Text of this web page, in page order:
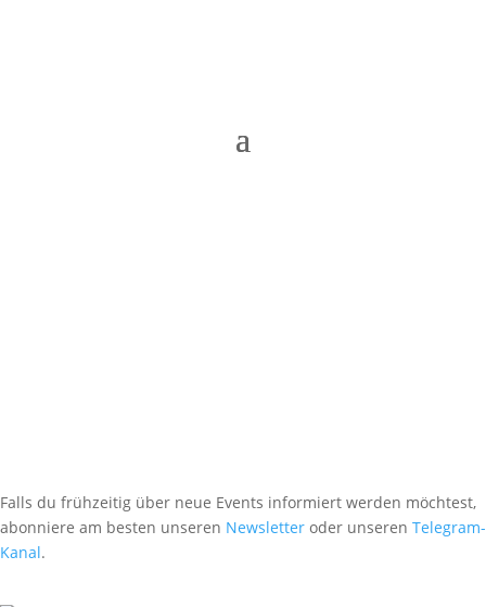
Falls du frühzeitig über neue Events informiert werden möchtest,
abonniere am besten unseren Newsletter oder unseren Telegram-
Kanal.